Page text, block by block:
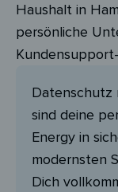
Haushalt in
persönliche
Datenschutz
sind deine
Energy in
modernsten
Dich